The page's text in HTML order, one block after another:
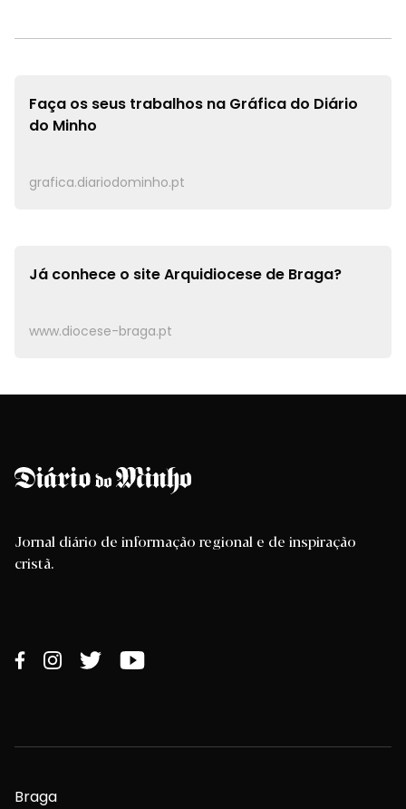
Faça os seus trabalhos na Gráfica do Diário
do Minho
grafica.diariodominho.pt
Já conhece o siteArquidiocese de Braga?
www.diocese-braga.pt
Jornal diário de informação regional e de inspiração
cristã.
Braga